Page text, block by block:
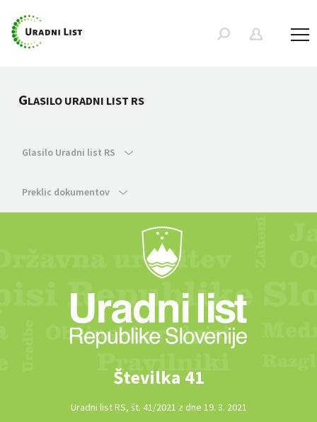
GLASILO URADNI LIST RS
Glasilo Uradni list RS
Preklic dokumentov
Številka 41
Uradni list RS, št. 41/2021 z dne 19. 3. 2021